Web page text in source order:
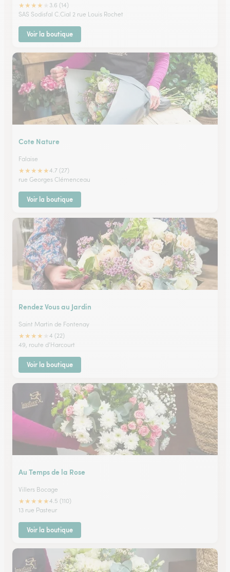
★★★★
3.6 (14)
SAS Sodisfal C.Cial 2 rue Louis Rochet
Voir la boutique
Cote Nature
Falaise
★★★★★4.7 (27)
rue Georges Clémenceau
Voir la boutique
Rendez Vous au Jardin
Saint Martin de Fontenay
★★★★
4 (22)
49, route d'Harcourt
Voir la boutique
Au Temps de la Rose
Villers Bocage
★★★★★4.5 (110)
13 rue Pasteur
Voir la boutique